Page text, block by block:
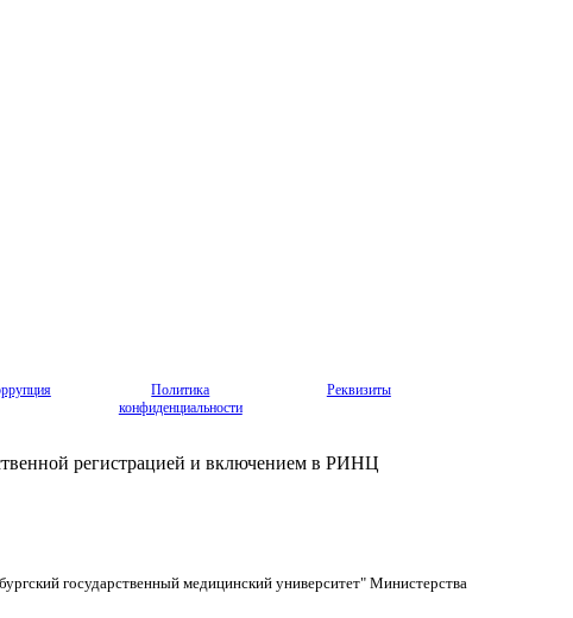
Политика
конфиденциальности
Реквизиты
регистрацией и включением в РИНЦ
государственный медицинский университет" Министерства